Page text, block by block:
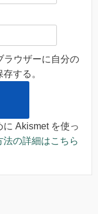
ラウザーに自分の
する。
Akismet を使っ
法の詳細はこちら